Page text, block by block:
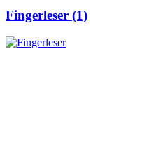
Fingerleser (1)